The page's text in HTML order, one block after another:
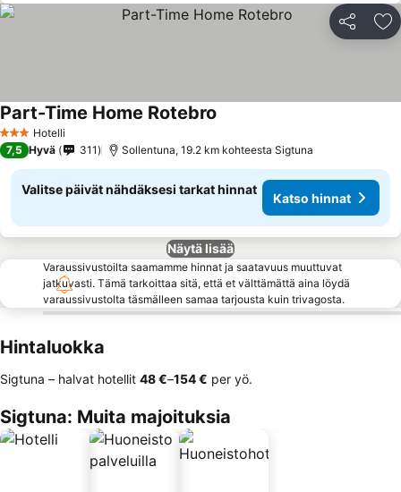
Jaa
3 Tähtiluokitus
Hotelli
Part-Time Home Rotebro
7,5 Hyvä 311 Sollentuna, 19.2 km kohteesta Sigtuna
Valitse päivät nähdäksesi tarkat hinnat
Katso hinnat
Näytä lisää
Varaussivustoilta saamamme hinnat ja saatavuus muuttuvat
jatkuvasti. Tämä tarkoittaa sitä, että et välttämättä aina löydä
varaussivustolta täsmälleen samaa tarjousta kuin trivagosta.
Hintaluokka
Sigtuna – halvat hotellit ‎48 €–‎154 € per yö.
Sigtuna: Muita majoituksia